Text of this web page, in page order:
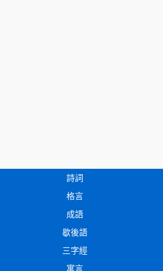
詩詞
格言
成語
歇後語
三字經
寓言